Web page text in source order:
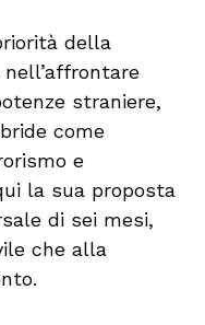
della
straniere,
come
e
la sua proposta
di sei mesi,
che alla